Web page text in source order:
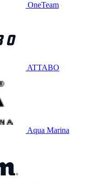
OneTeam
ATTABO
Aqua Marina